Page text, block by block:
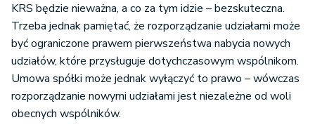
KRS będzie nieważna, a co za tym idzie – bezskuteczna.
Trzeba jednak pamiętać, że rozporządzanie udziałami może
być ograniczone prawem pierwszeństwa nabycia nowych
udziałów, które przysługuje dotychczasowym wspólnikom.
Umowa spółki może jednak wyłączyć to prawo – wówczas
rozporządzanie nowymi udziałami jest niezależne od woli
obecnych wspólników.